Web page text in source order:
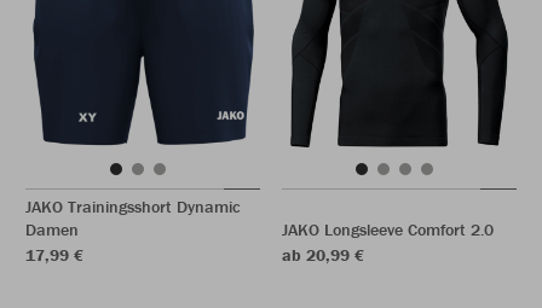
JAKO Trainingsshort Dynamic
Damen
17,99 €
JAKO Longsleeve Comfort 2.0
ab 20,99 €